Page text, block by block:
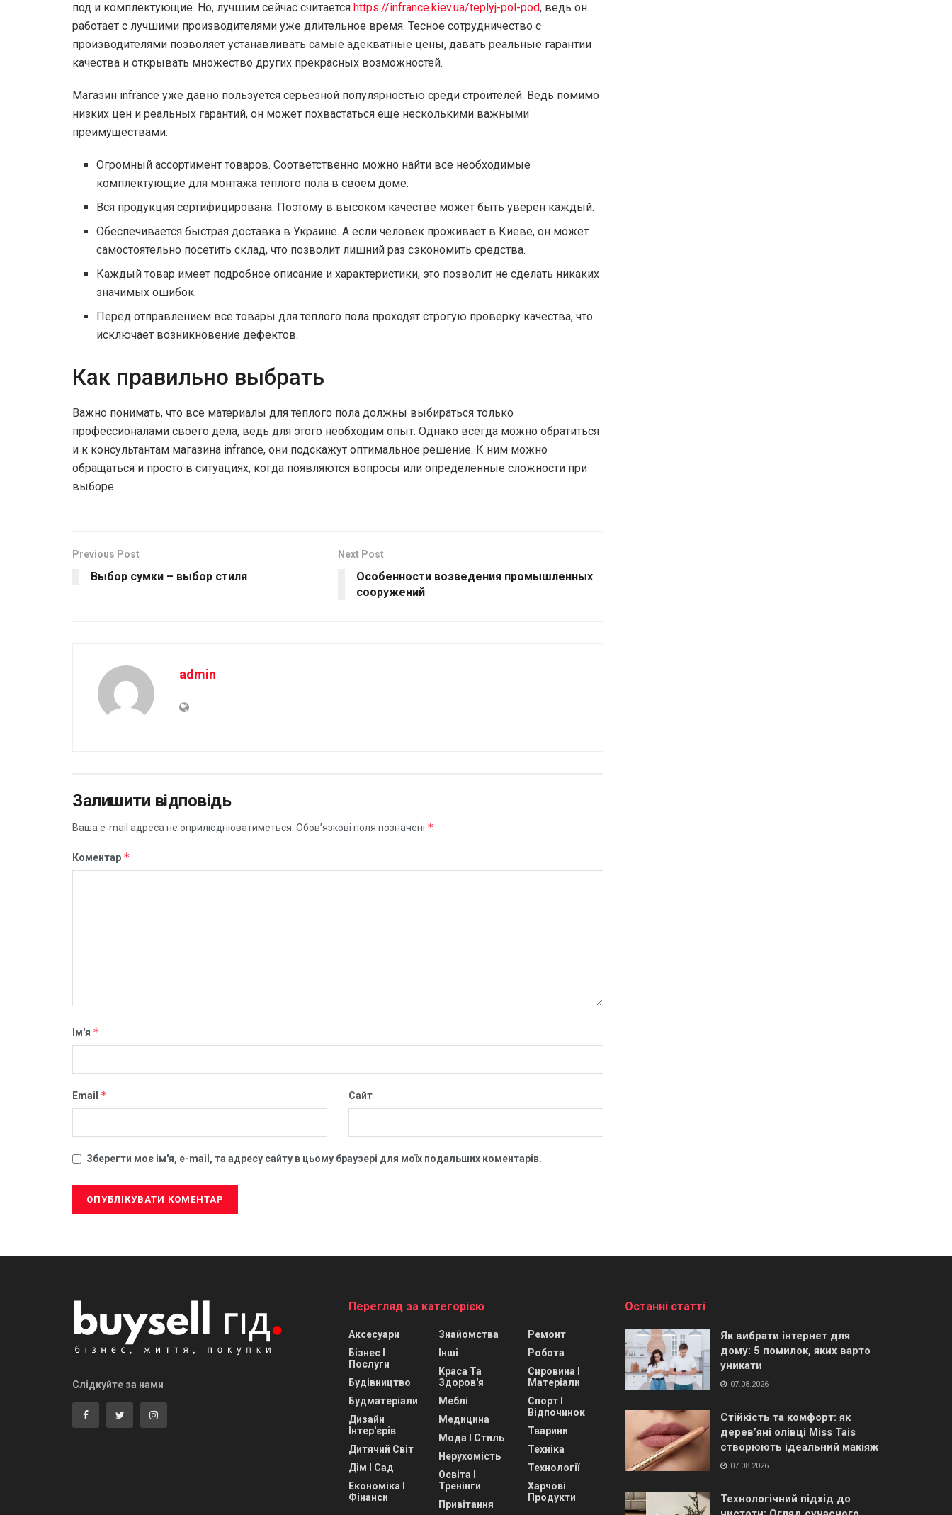
под и комплектующие. Но, лучшим сейчас считается https://infrance.kiev.ua/teplyj-pol-pod, ведь он
работает с лучшими производителями уже длительное время. Тесное сотрудничество с
производителями позволяет устанавливать самые адекватные цены, давать реальные гарантии
качества и открывать множество других прекрасных возможностей.
Магазин infrance уже давно пользуется серьезной популярностью среди строителей. Ведь помимо
низких цен и реальных гарантий, он может похвастаться еще несколькими важными
преимуществами:
Огромный ассортимент товаров. Соответственно можно найти все необходимые
комплектующие для монтажа теплого пола в своем доме.
Вся продукция сертифицирована. Поэтому в высоком качестве может быть уверен каждый.
Обеспечивается быстрая доставка в Украине. А если человек проживает в Киеве, он может
самостоятельно посетить склад, что позволит лишний раз сэкономить средства.
Каждый товар имеет подробное описание и характеристики, это позволит не сделать никаких
значимых ошибок.
Перед отправлением все товары для теплого пола проходят строгую проверку качества, что
исключает возникновение дефектов.
Как правильно выбрать
Важно понимать, что все материалы для теплого пола должны выбираться только
профессионалами своего дела, ведь для этого необходим опыт. Однако всегда можно обратиться
и к консультантам магазина infrance, они подскажут оптимальное решение. К ним можно
обращаться и просто в ситуациях, когда появляются вопросы или определенные сложности при
выборе.
Previous Post
Выбор сумки – выбор стиля
Next Post
Особенности возведения промышленных
сооружений
admin
Залишити відповідь
Ваша e-mail адреса не оприлюднюватиметься. Обов’язкові поля позначені *
Коментар *
Ім'я *
Email * Сайт
Зберегти моє ім'я, e-mail, та адресу сайту в цьому браузері для моїх подальших коментарів.
Слідкуйте за нами
Перегляд за категорією
Аксесуари
Бізнес І
Послуги
Будівництво
Будматеріали
Дизайн
Інтер'єрів
Дитячий Світ
Дім І Сад
Економіка І
Фінанси
Знайомства
Інші
Краса Та
Здоров'я
Меблі
Медицина
Мода І Стиль
Нерухомість
Освіта І
Тренінги
Привітання
Ремонт
Робота
Сировина І
Матеріали
Спорт І
Відпочинок
Тварини
Техніка
Технології
Харчові
Продукти
Останні статті
Як вибрати інтернет для
дому: 5 помилок, яких варто
уникати
07.08.2026
Стійкість та комфорт: як
дерев’яні олівці Miss Tais
створюють ідеальний макіяж
07.08.2026
Технологічний підхід до